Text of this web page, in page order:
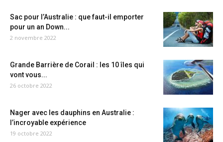
Sac pour l’Australie : que faut-il emporter
pour un an Down...
2 novembre 2022
Grande Barrière de Corail : les 10 îles qui
vont vous...
26 octobre 2022
Nager avec les dauphins en Australie :
l’incroyable expérience
19 octobre 2022